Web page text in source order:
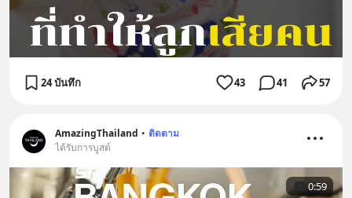
24 บันทึก 43 41 57
AmazingThailand • ติดตาม
ได้รับการบูสต์
0:59